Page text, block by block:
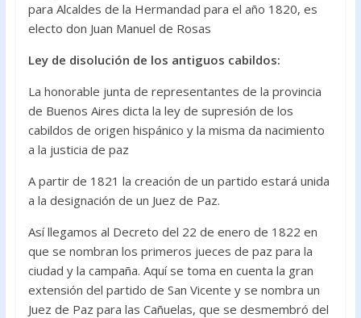
para Alcaldes de la Hermandad para el año 1820, es
electo don Juan Manuel de Rosas
Ley de disolución de los antiguos cabildos:
La honorable junta de representantes de la provincia
de Buenos Aires dicta la ley de supresión de los
cabildos de origen hispánico y la misma da nacimiento
a la justicia de paz
A partir de 1821 la creación de un partido estará unida
a la designación de un Juez de Paz.
Así llegamos al Decreto del 22 de enero de 1822 en
que se nombran los primeros jueces de paz para la
ciudad y la campaña. Aquí se toma en cuenta la gran
extensión del partido de San Vicente y se nombra un
Juez de Paz para las Cañuelas, que se desmembró del